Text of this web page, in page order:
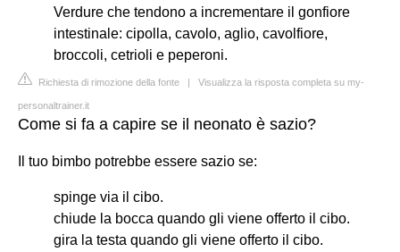
Verdure che tendono a incrementare il gonfiore
intestinale: cipolla, cavolo, aglio, cavolfiore,
broccoli, cetrioli e peperoni.
Richiesta di rimozione della fonte | Visualizza la risposta completa su my-
personaltrainer.it
Come si fa a capire se il neonato è sazio?
Il tuo bimbo potrebbe essere sazio se:
spinge via il cibo.
chiude la bocca quando gli viene offerto il cibo.
gira la testa quando gli viene offerto il cibo.